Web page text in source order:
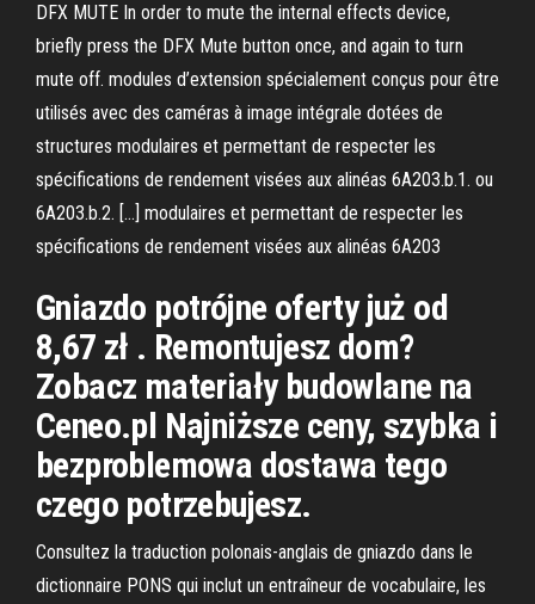
DFX MUTE In order to mute the internal effects device,
briefly press the DFX Mute button once, and again to turn
mute off. modules d’extension spécialement conçus pour être
utilisés avec des caméras à image intégrale dotées de
structures modulaires et permettant de respecter les
spécifications de rendement visées aux alinéas 6A203.b.1. ou
6A203.b.2. […] modulaires et permettant de respecter les
spécifications de rendement visées aux alinéas 6A203
Gniazdo potrójne oferty już od
8,67 zł . Remontujesz dom?
Zobacz materiały budowlane na
Ceneo.pl Najniższe ceny, szybka i
bezproblemowa dostawa tego
czego potrzebujesz.
Consultez la traduction polonais-anglais de gniazdo dans le
dictionnaire PONS qui inclut un entraîneur de vocabulaire, les